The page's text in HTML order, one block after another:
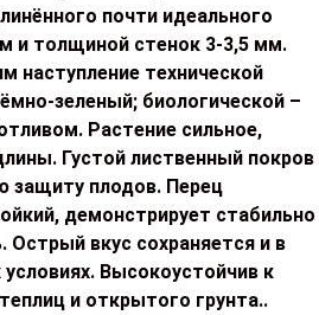
почти идеального
и толщиной стенок 3-3,5 мм.
наступление технической
зеленый; биологической –
Растение сильное,
Густой лиственный покров
защиту плодов. Перец
демонстрирует стабильно
вкус сохраняется и в
Высокоустойчив к
и открытого грунта..